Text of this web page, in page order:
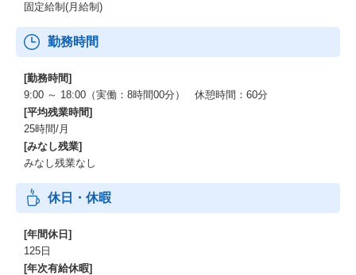
｜年次研修
コンピテンシーとビジネスマナーを振り返り、社会人としてのあ
り方を復習します。振り返りをもとに次年度の目標設定を行いま
す。
｜選抜研修
AIやクラウドを中心とした先端テクノロジーを活用・応用できる
エンジニアを育て、ジャパニアスを担う人材を発掘します。
｜メンター制度
新入社員に対して、新卒2～5年目の先輩社員がメンターとなり、
成長やモチベーションを支えます。
ジャパニアスの中核を担うために、リーダーに求められる資質や
能力を身につけます。
固定給制(月給制)
勤務時間
[勤務時間]
9:00 ～ 18:00（実働：8時間00分） 休憩時間：60分
[平均残業時間]
25時間/月
[みなし残業]
みなし残業なし
休日・休暇
[年間休日]
125日
[年次有給休暇]